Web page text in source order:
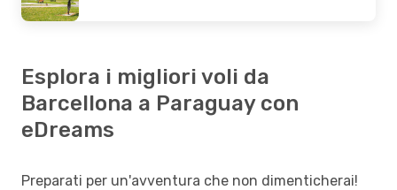
Esplora i migliori voli da
Barcellona a Paraguay con
eDreams
Preparati per un'avventura che non dimenticherai!